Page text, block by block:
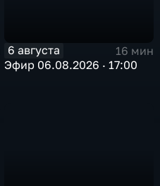
6 августа
16 мин
Эфир 06.08.2026 · 17:00